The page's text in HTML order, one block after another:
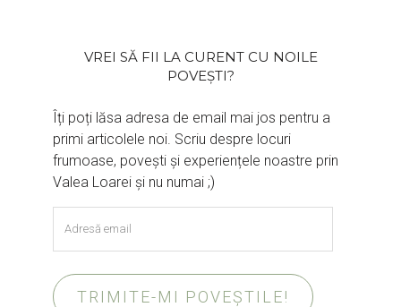
VREI SĂ FII LA CURENT CU NOILE
POVEȘTI?
Îți poți lăsa adresa de email mai jos pentru a
primi articolele noi. Scriu despre locuri
frumoase, povești și experiențele noastre prin
Valea Loarei și nu numai ;)
email
TRIMITE-MI POVEȘTILE!